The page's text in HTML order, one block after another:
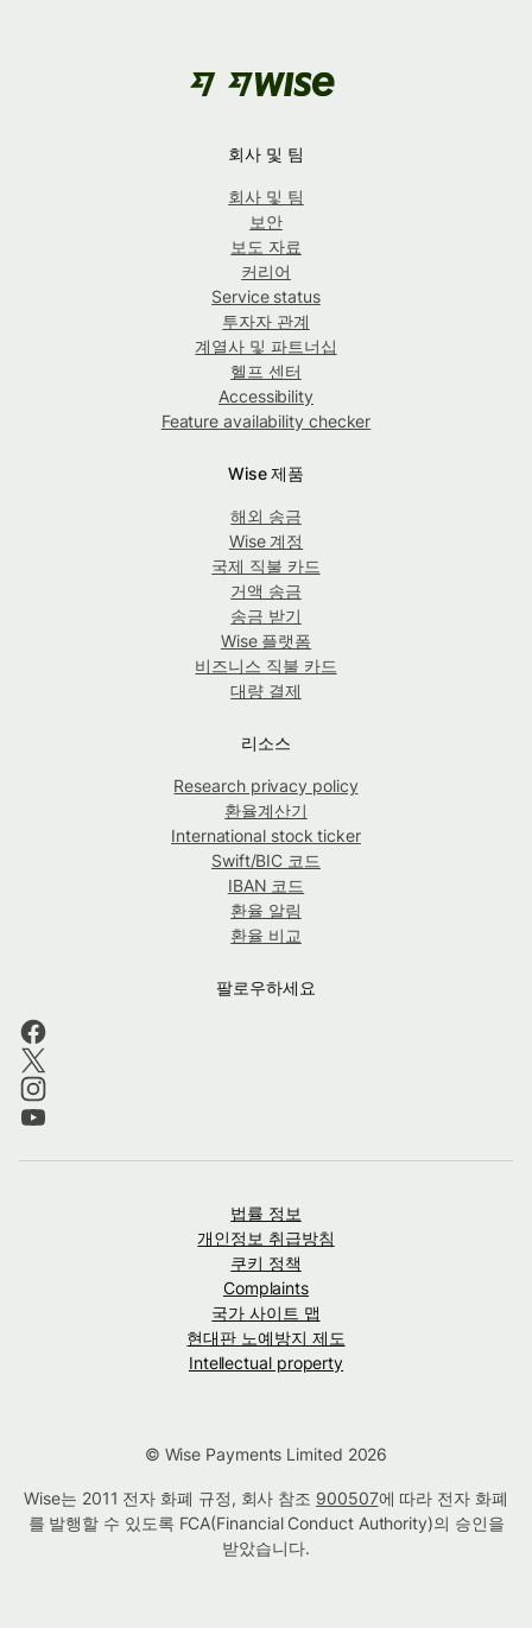
회사 및 팀
회사 및 팀
보안
보도 자료
커리어
Service status
투자자 관계
계열사 및 파트너십
헬프 센터
Accessibility
Feature availability checker
Wise 제품
해외 송금
Wise 계정
국제 직불 카드
거액 송금
송금 받기
Wise 플랫폼
비즈니스 직불 카드
대량 결제
리소스
Research privacy policy
환율계산기
International stock ticker
Swift/BIC 코드
IBAN 코드
환율 알림
환율 비교
팔로우하세요
법률 정보
개인정보 취급방침
쿠키 정책
Complaints
국가 사이트 맵
현대판 노예방지 제도
Intellectual property
© Wise Payments Limited 2026
Wise는 2011 전자 화폐 규정, 회사 참조 900507에 따라 전자 화폐
를 발행할 수 있도록 FCA(Financial Conduct Authority)의 승인을
받았습니다.